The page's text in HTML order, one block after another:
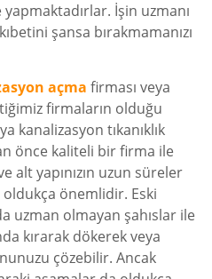
İşin uzmanı
şansa bırakmamanızı
açma firması veya
firmaların olduğu
kanalizasyon tıkanıklık
önce kaliteli bir firma ile
alt yapınızın uzun süreler
oldukça önemlidir. Eski
uzman olmayan şahıslar ile
kırarak dökerek veya
çözebilir. Ancak